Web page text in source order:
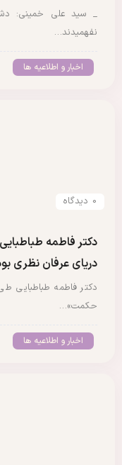
_ سید علی خمینی:
نفهمیدند…
اخبار و اطلاعیه ها
0 دیدگاه
دکتر فاطمه
دریای عرفان نظری
دکتر فاطمه طباطبایی
حکمت»…
اخبار و اطلاعیه ها